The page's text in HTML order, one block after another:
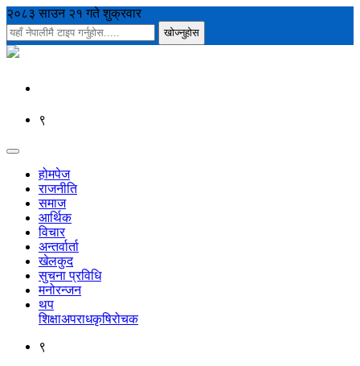
२०८३ साउन २१ गते शुक्रवार
९
होमपेज
राजनीति
समाज
आर्थिक
विचार
अन्तर्वार्ता
खेलकुद
सुचना प्रविधि
मनोरन्जन
थप
शिक्षाअपराधकृषिरोचक
९